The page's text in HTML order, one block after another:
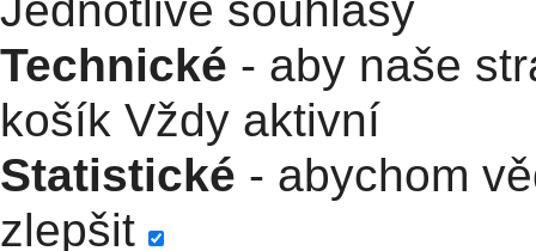
Technické - aby naše
košík Vždy aktivní
Statistické - abychom
zlepšit